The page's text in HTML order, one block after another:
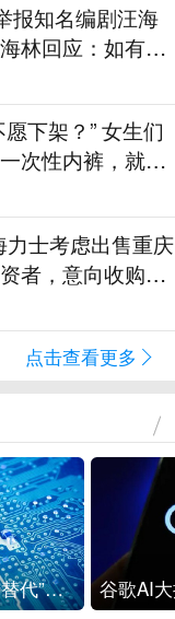
报知名编剧汪海
林回应：如有违
自会进行评判和
下架？” 女生们
次性内裤，就
？
士考虑出售重庆
者，意向收购方
基金及产业资本
点击查看更多
美国也要搞“国产替代”？先算清三笔账